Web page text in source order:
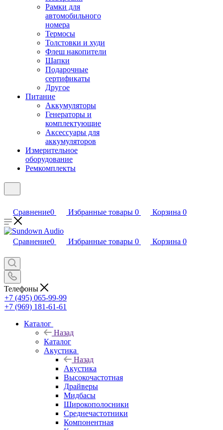
Рамки для
автомобильного
номера
Термосы
Толстовки и худи
Флеш накопители
Шапки
Подарочные
сертификаты
Другое
Питание
Аккумуляторы
Генераторы и
комплектующие
Аксессуары для
аккумуляторов
Измерительное
оборудование
Ремкомплекты
Сравнение0 Избранные товары 0 Корзина 0
Сравнение0 Избранные товары 0 Корзина 0
Телефоны
+7 (495) 065-99-99
+7 (969) 181-61-61
Каталог
Назад
Каталог
Акустика
Назад
Акустика
Высокочастотная
Драйверы
Мидбасы
Широкополосники
Среднечастотники
Компонентная